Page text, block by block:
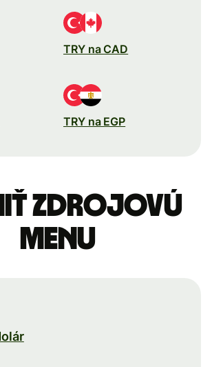
TRY na CAD
TRY na EGP
zdrojovú
menu